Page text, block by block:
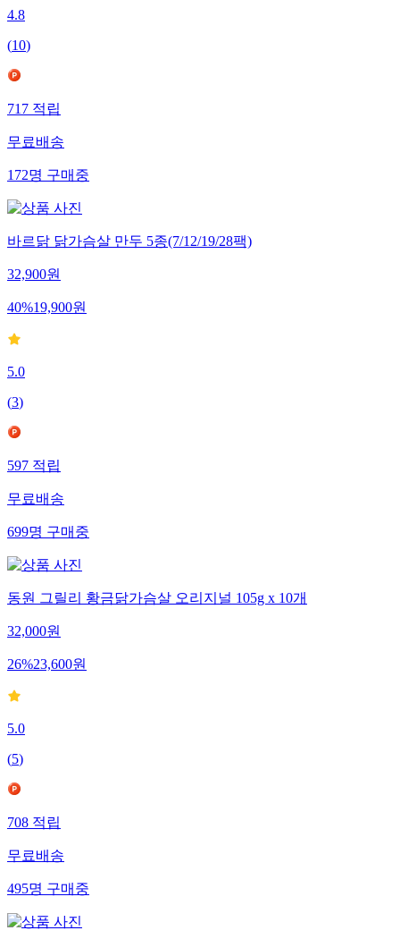
4.8
(10)
717적립
무료배송
172명구매중
바르닭 닭가슴살 만두 5종(7/12/19/28팩)
32,900원
40%19,900원
5.0
(3)
597적립
무료배송
699명구매중
동원 그릴리 황금닭가슴살 오리지널 105g x 10개
32,000원
26%23,600원
5.0
(5)
708적립
무료배송
495명구매중